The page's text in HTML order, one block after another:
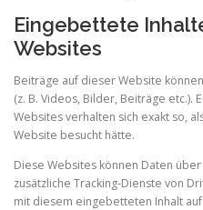
Eingebettete
Websites
Beiträge auf dieser Website
(z. B. Videos, Bilder, Beiträge
Websites verhalten sich exakt so,
Website besucht hätte.
Diese Websites können Daten
zusätzliche Tracking-Dienste von
mit diesem eingebetteten Inhalt